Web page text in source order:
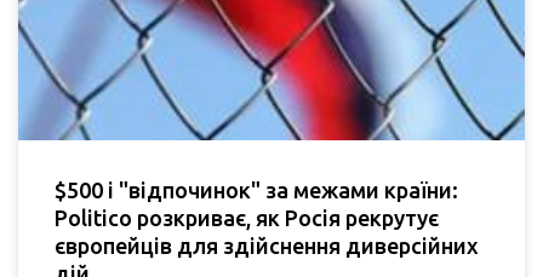
$500 і "відпочинок" за межами країни:
Politico розкриває, як Росія рекрутує
європейців для здійснення диверсійних